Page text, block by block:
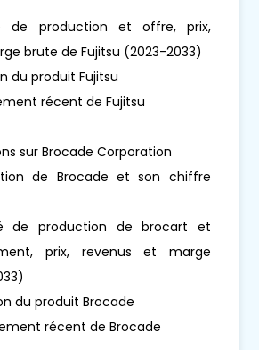
de production et offre, prix,
brute de Fujitsu (2023-2033)
du produit Fujitsu
récent de Fujitsu
sur Brocade Corporation
de Brocade et son chiffre
de production de brocart et
prix, revenus et marge
du produit Brocade
récent de Brocade